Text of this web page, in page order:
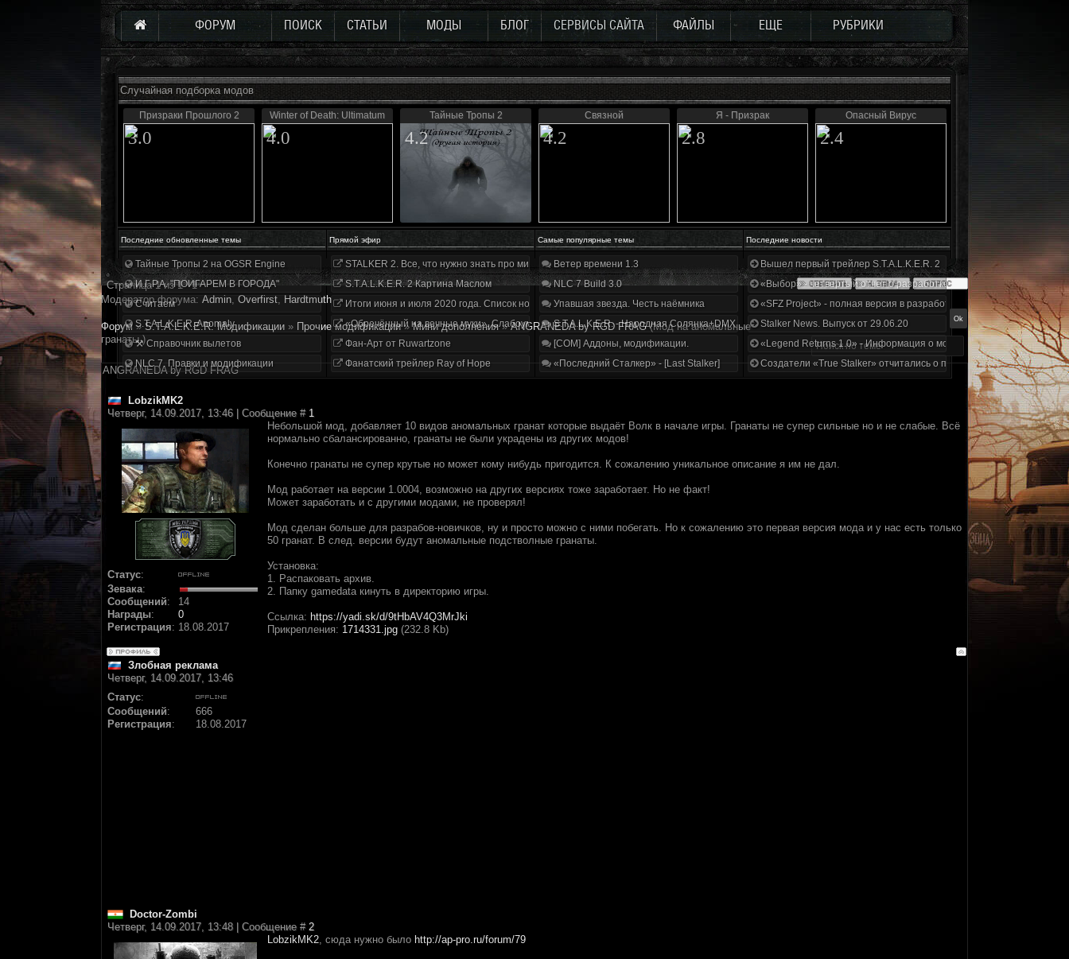
ФОРУМ ПОИСК СТАТЬИ МОДЫ БЛОГ СЕРВИСЫ САЙТА ФАЙЛЫ ЕЩЕ РУБРИКИ
Случайная подборка модов
Призраки Прошлого 2
3.0
Winter of Death: Ultimatum
4.0
Тайные Тропы 2
4.2
Связной
4.2
Я - Призрак
2.8
Опасный Вирус
2.4
Последние обновленные темы Прямой эфир Самые популярные темы Последние новости
Тайные Тропы 2 на OGSR Engine
И.Г.Р.А. "ПОИГАРЕМ В ГОРОДА"
Считаем
S.T.A.L.K.E.R. Anomaly
⚒ Справочник вылетов
NLC 7. Правки и модификации
STALKER 2. Все, что нужно знать про мир, геймплей и сюжет | Разбор трейлера
S.T.A.L.K.E.R. 2 Картина Маслом
Итоги июня и июля 2020 года. Список нововведений
«Обречённый на вечные муки». Слабоумие и отвага
Фан-Арт от Ruwartzone
Фанатский трейлер Ray of Hope
Ветер времени 1.3
NLC 7 Build 3.0
Упавшая звезда. Честь наёмника
S.T.A.L.K.E.R. - Народная Солянка+DMX 1.3.5.ООП.МА.К.
[COM] Аддоны, модификации.
«Последний Сталкер» - [Last Stalker]
Вышел первый трейлер S.T.A.L.K.E.R. 2
«Выбор» - четвертый отчет о разработке!
«SFZ Project» - полная версия в разработке!
Stalker News. Выпуск от 29.06.20
«Legend Returns 1.0» - Информация о моде за июнь 2020
Создатели «True Stalker» отчитались о проделанной работе
Страница1из1
1
Модератор форума: Аdmin, Overfirst, Hardtmuth
Форум » S.T.A.L.K.E.R. Модификации » Прочие модификации » Мини дополнения » ANGRANEDA by RGD FRAG (Мод на аномальные
гранаты.)
ANGRANEDA by RGD FRAG
LobzikMK2
Четверг, 14.09.2017, 13:46 | Сообщение # 1
Статус:
Зевака:
Сообщений:
14
Награды:
0
Регистрация: 18.08.2017
Небольшой мод, добавляет 10 видов аномальных гранат которые выдаёт Волк в начале игры. Гранаты не супер сильные но и не слабые. Всё
нормально сбалансированно, гранаты не были украдены из других модов!
Конечно гранаты не супер крутые но может кому нибудь пригодится. К сожалению уникальное описание я им не дал.
Мод работает на версии 1.0004, возможно на других версиях тоже заработает. Но не факт!
Может заработать и с другими модами, не проверял!
Мод сделан больше для разрабов-новичков, ну и просто можно с ними побегать. Но к сожалению это первая версия мода и у нас есть только
50 гранат. В след. версии будут аномальные подстволные гранаты.
Установка:
1. Распаковать архив.
2. Папку gamedata кинуть в директорию игры.
Ссылка: https://yadi.sk/d/9tHbAV4Q3MrJki
Прикрепления: 1714331.jpg (232.8 Kb)
Злобная реклама
Четверг, 14.09.2017, 13:46
Статус:
Сообщений:
666
Регистрация: 18.08.2017
Doctor-Zombi
Четверг, 14.09.2017, 13:48 | Сообщение # 2
LobzikMK2, сюда нужно было http://ap-pro.ru/forum/79